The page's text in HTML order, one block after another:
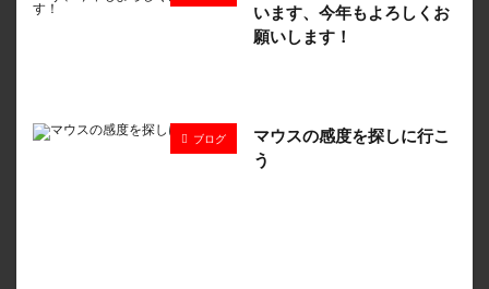
います、今年もよろしくお
願いします！
ブログ
マウスの感度を探しに行こ
う